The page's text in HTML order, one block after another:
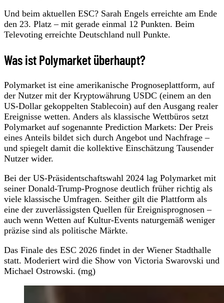
Und beim aktuellen ESC? Sarah Engels erreichte am Ende
den 23. Platz – mit gerade einmal 12 Punkten. Beim
Televoting erreichte Deutschland null Punkte.
Was ist Polymarket überhaupt?
Polymarket ist eine amerikanische Prognoseplattform, auf
der Nutzer mit der Kryptowährung USDC (einem an den
US-Dollar gekoppelten Stablecoin) auf den Ausgang realer
Ereignisse wetten. Anders als klassische Wettbüros setzt
Polymarket auf sogenannte Prediction Markets: Der Preis
eines Anteils bildet sich durch Angebot und Nachfrage –
und spiegelt damit die kollektive Einschätzung Tausender
Nutzer wider.
Bei der US-Präsidentschaftswahl 2024 lag Polymarket mit
seiner Donald-Trump-Prognose deutlich früher richtig als
viele klassische Umfragen. Seither gilt die Plattform als
eine der zuverlässigsten Quellen für Ereignisprognosen –
auch wenn Wetten auf Kultur-Events naturgemäß weniger
präzise sind als politische Märkte.
Das Finale des ESC 2026 findet in der Wiener Stadthalle
statt. Moderiert wird die Show von Victoria Swarovski und
Michael Ostrowski. (mg)